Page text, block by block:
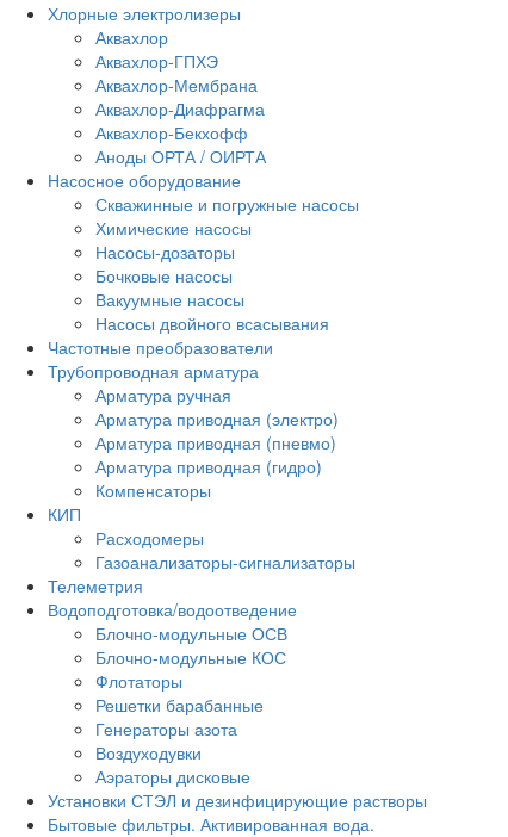
Хлорные электролизеры
Аквахлор
Аквахлор-ГПХЭ
Аквахлор-Мембрана
Аквахлор-Диафрагма
Аквахлор-Бекхофф
Аноды ОРТА / ОИРТА
Насосное оборудование
Скважинные и погружные насосы
Химические насосы
Насосы-дозаторы
Бочковые насосы
Вакуумные насосы
Насосы двойного всасывания
Частотные преобразователи
Трубопроводная арматура
Арматура ручная
Арматура приводная (электро)
Арматура приводная (пневмо)
Арматура приводная (гидро)
Компенсаторы
КИП
Расходомеры
Газоанализаторы-сигнализаторы
Телеметрия
Водоподготовка/водоотведение
Блочно-модульные ОСВ
Блочно-модульные КОС
Флотаторы
Решетки барабанные
Генераторы азота
Воздуходувки
Аэраторы дисковые
Установки СТЭЛ и дезинфицирующие растворы
Бытовые фильтры. Активированная вода.